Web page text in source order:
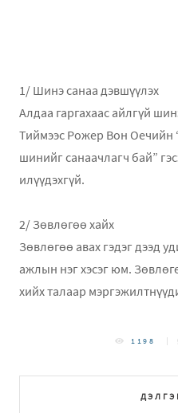
1/ Шинэ санаа дэвшүүлэх
Алдаа гаргахаас айлгүй
Тиймээс Рожер Вон Оечийн
шинийг санаачлагч бай”
илүүдэхгүй.
2/ Зөвлөгөө хайх
Зөвлөгөө авах гэдэг дээд
ажлын нэг хэсэг юм.
хийх талаар
1198